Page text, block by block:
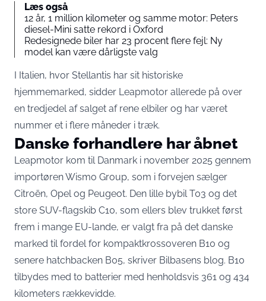
Læs også
12 år, 1 million kilometer og samme motor: Peters
diesel-Mini satte rekord i Oxford
Redesignede biler har 23 procent flere fejl: Ny
model kan være dårligste valg
I Italien, hvor Stellantis har sit historiske
hjemmemarked, sidder Leapmotor allerede på over
en tredjedel af salget af rene elbiler og har været
nummer et i flere måneder i træk.
Danske forhandlere har åbnet
Leapmotor kom til Danmark i november 2025 gennem
importøren Wismo Group, som i forvejen sælger
Citroën, Opel og Peugeot. Den lille bybil T03 og det
store SUV-flagskib C10, som ellers blev trukket først
frem i mange EU-lande, er valgt fra på det danske
marked til fordel for kompaktkrossoveren B10 og
senere hatchbacken B05, skriver Bilbasens blog. B10
tilbydes med to batterier med henholdsvis 361 og 434
kilometers rækkevidde.